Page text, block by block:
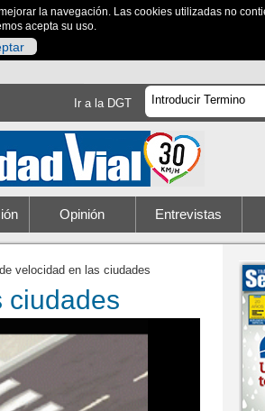
la navegación. Las cookies utilizadas no
acepta su uso.
Ir a la DGT
Opinión Entrevistas
velocidad en las ciudades
ciudades